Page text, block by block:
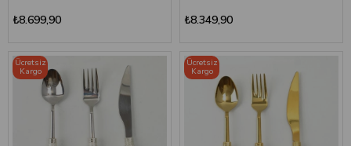
₺8.699,90 ₺8.349,90
Ücretsiz
Kargo
Ücretsiz
Kargo